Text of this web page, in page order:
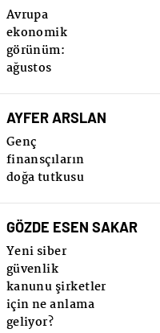
Avrupa
ekonomik
görünüm:
ağustos
AYFER ARSLAN
Genç
finansçıların
doğa tutkusu
GÖZDE ESEN SAKAR
Yeni siber
güvenlik
kanunu şirketler
için ne anlama
geliyor?